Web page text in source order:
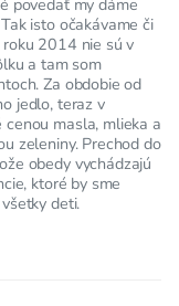
povedať my dáme
isto očakávame či
roku 2014 nie sú v
a tam som
Za obdobie od
jedlo, teraz v
masla, mlieka a
zeleniny. Prechod do
obedy vychádzajú
ktoré by sme
deti.